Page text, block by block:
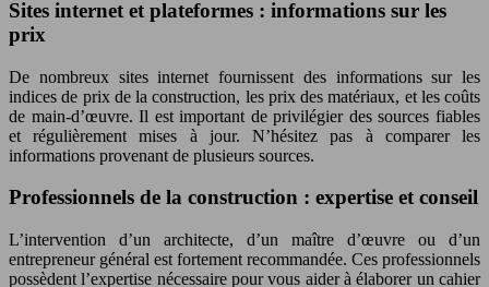
Sites internet et plateformes : informations sur les
prix
De nombreux sites internet fournissent des informations sur les
indices de prix de la construction, les prix des matériaux, et les coûts
de main-d’œuvre. Il est important de privilégier des sources fiables
et régulièrement mises à jour. N’hésitez pas à comparer les
informations provenant de plusieurs sources.
Professionnels de la construction : expertise et conseil
L’intervention d’un architecte, d’un maître d’œuvre ou d’un
entrepreneur général est fortement recommandée. Ces professionnels
possèdent l’expertise nécessaire pour vous aider à élaborer un cahier